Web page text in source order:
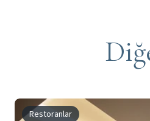
Restoranlar